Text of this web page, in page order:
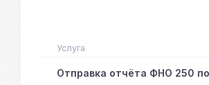
Услуга
Отправка отчёта ФНО 250